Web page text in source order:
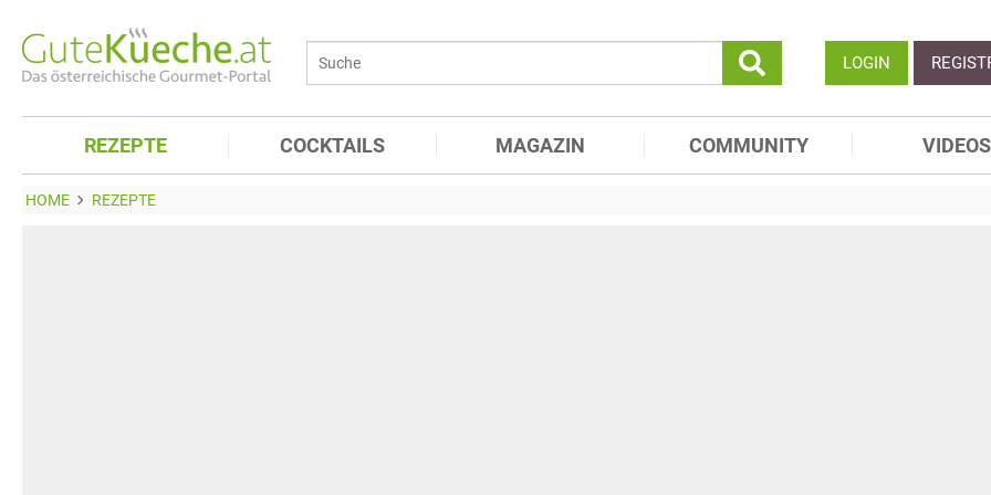
LOGIN
REZEPTE COCKTAILS MAGAZIN COMMUNITY VIDEOS
HOME REZEPTE